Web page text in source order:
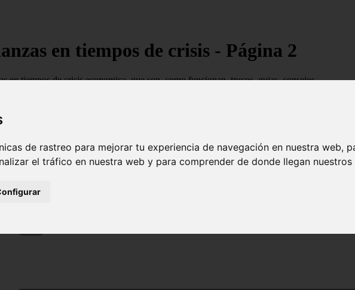
de rastreo para mejorar tu experiencia de navegación en nuestra web,
el tráfico en nuestra web y para comprender de donde llegan
en tiempos de crisis - Página 2
en tiempos de crisis economica, que son, como funcionan, trucos, guias, consejos...